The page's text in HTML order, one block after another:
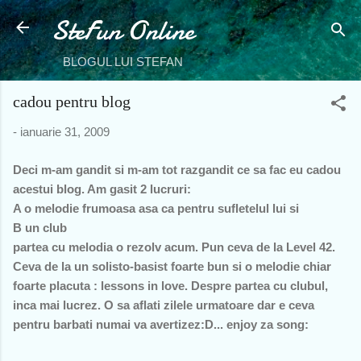
Treceți la conținutul principal
SteFun Online
BLOGUL LUI STEFAN
cadou pentru blog
- ianuarie 31, 2009
Deci m-am gandit si m-am tot razgandit ce sa fac eu cadou
acestui blog. Am gasit 2 lucruri:
A o melodie frumoasa asa ca pentru sufletelul lui si
B un club
partea cu melodia o rezolv acum. Pun ceva de la Level 42.
Ceva de la un solisto-basist foarte bun si o melodie chiar
foarte placuta : lessons in love. Despre partea cu clubul,
inca mai lucrez. O sa aflati zilele urmatoare dar e ceva
pentru barbati numai va avertizez:D... enjoy za song: